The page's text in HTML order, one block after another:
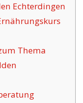
Echterdingen
Thema